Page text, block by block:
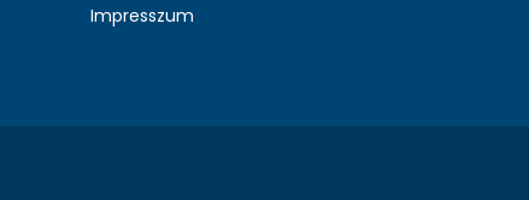
Impresszum